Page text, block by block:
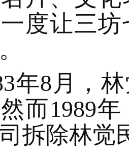
度让三
年8月，
而1989
拆除林觉